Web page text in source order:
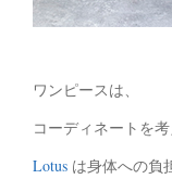
ワンピースは、
コーディネートを
Lotus は身体への負